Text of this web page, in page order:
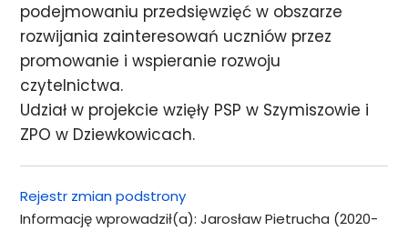
podejmowaniu przedsięwzięć w obszarze
rozwijania zainteresowań uczniów przez
promowanie i wspieranie rozwoju
czytelnictwa.
Udział w projekcie wzięły PSP w Szymiszowie i
ZPO w Dziewkowicach.
Rejestr zmian podstrony
Informację wprowadził(a): Jarosław Pietrucha (2020-